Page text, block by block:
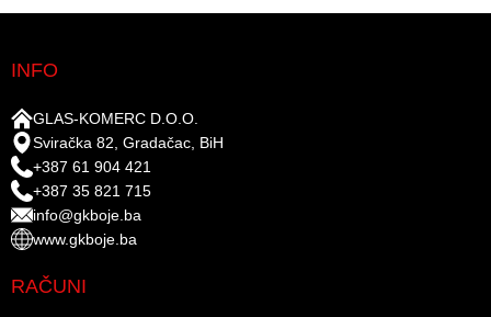
INFO
GLAS-KOMERC D.O.O.
Sviračka 82, Gradačac, BiH
+387 61 904 421
+387 35 821 715
info@gkboje.ba
www.gkboje.ba
RAČUNI